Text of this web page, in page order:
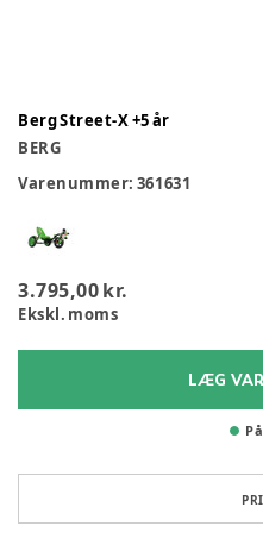
Berg Street-X +5 år
BERG
Varenummer: 361631
3.795,00 kr.
Ekskl. moms
LÆG